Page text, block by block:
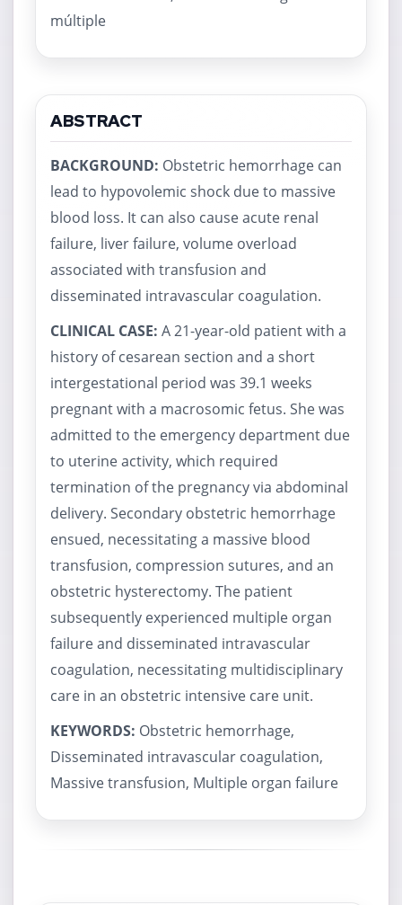
múltiple
ABSTRACT
BACKGROUND: Obstetric hemorrhage can
lead to hypovolemic shock due to massive
blood loss. It can also cause acute renal
failure, liver failure, volume overload
associated with transfusion and
disseminated intravascular coagulation.
CLINICAL CASE: A 21-year-old patient with a
history of cesarean section and a short
intergestational period was 39.1 weeks
pregnant with a macrosomic fetus. She was
admitted to the emergency department due
to uterine activity, which required
termination of the pregnancy via abdominal
delivery. Secondary obstetric hemorrhage
ensued, necessitating a massive blood
transfusion, compression sutures, and an
obstetric hysterectomy. The patient
subsequently experienced multiple organ
failure and disseminated intravascular
coagulation, necessitating multidisciplinary
care in an obstetric intensive care unit.
KEYWORDS: Obstetric hemorrhage,
Disseminated intravascular coagulation,
Massive transfusion, Multiple organ failure